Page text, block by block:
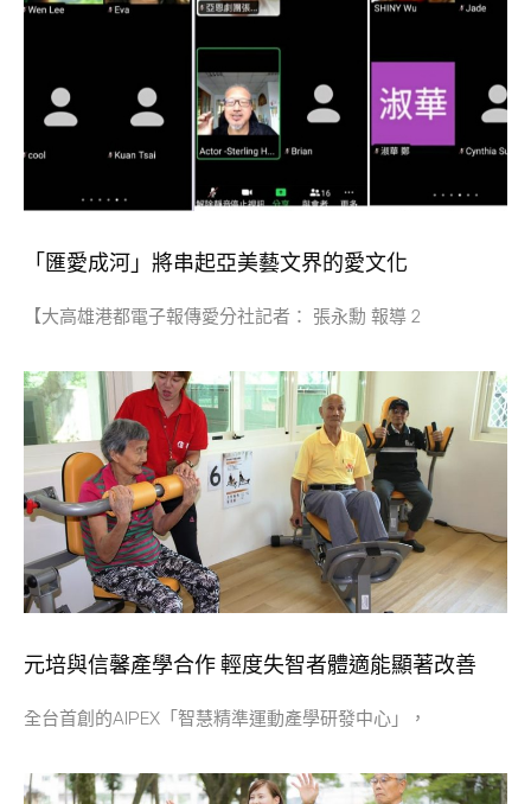
「匯愛成河」將串起亞美藝文界的愛文化
【大高雄港都電子報傳愛分社記者： 張永勳 報導 2
元培與信馨產學合作 輕度失智者體適能顯著改善
全台首創的AIPEX「智慧精準運動產學研發中心」，